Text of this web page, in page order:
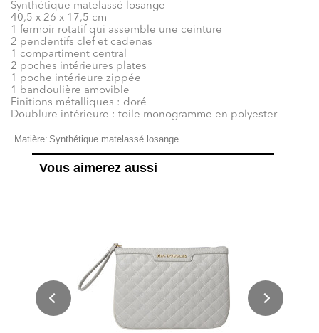
Synthétique matelassé losange
40,5 x 26 x 17,5 cm
1 fermoir rotatif qui assemble une ceinture
2 pendentifs clef et cadenas
1 compartiment central
2 poches intérieures plates
1 poche intérieure zippée
1 bandoulière amovible
Finitions métalliques : doré
Doublure intérieure : toile monogramme en polyester
Matière: Synthétique matelassé losange
Vous aimerez aussi